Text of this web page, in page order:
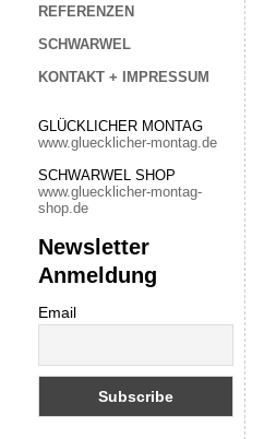
REFERENZEN
SCHWARWEL
KONTAKT + IMPRESSUM
GLÜCKLICHER MONTAG
www.gluecklicher-montag.de
SCHWARWEL SHOP
www.gluecklicher-montag-
shop.de
Newsletter
Anmeldung
Email